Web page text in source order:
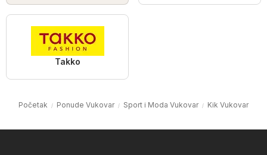
Takko
Početak Ponude Vukovar Sport i Moda Vukovar Kik Vukovar